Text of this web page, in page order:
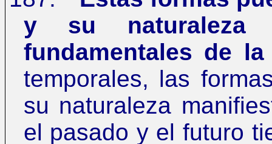
y su naturaleza
fundamentales de la
temporales, las
su naturaleza
el pasado y el futuro